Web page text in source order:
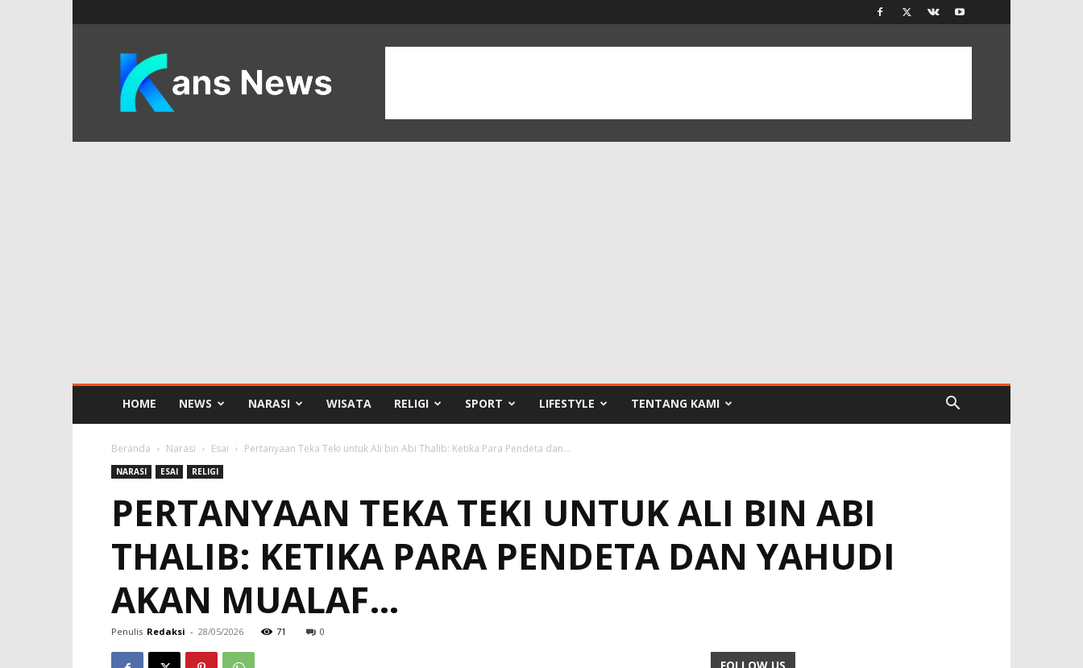
KANS
News
HOME NEWS NARASI WISATA RELIGI SPORT LIFESTYLE TENTANG KAMI
Beranda Narasi Esai Pertanyaan Teka Teki untuk Ali bin Abi Thalib: Ketika Para Pendeta dan...
NARASI ESAI RELIGI
PERTANYAAN TEKA TEKI UNTUK ALI BIN ABI
THALIB: KETIKA PARA PENDETA DAN YAHUDI
AKAN MUALAF…
Penulis Redaksi - 28/05/2026 71 0